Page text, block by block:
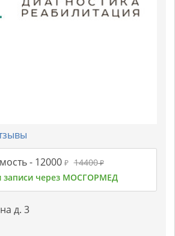
-12000 ₽ 14400₽
записи через МОСГОРМЕД
д. 3